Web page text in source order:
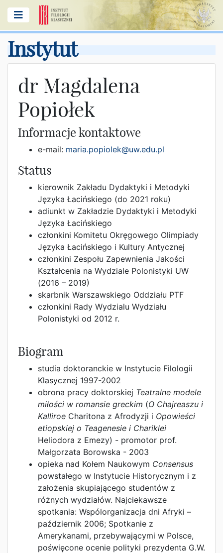
Instytut
dr Magdalena
Popiołek
Informacje kontaktowe
e-mail: maria.popiolek@uw.edu.pl
Status
kierownik Zakładu Dydaktyki i Metodyki
Języka Łacińskiego (do 2021 roku)
adiunkt w Zakładzie Dydaktyki i Metodyki
Języka Łacińskiego
członkini Komitetu Okręgowego Olimpiady
Języka Łacińskiego i Kultury Antycznej
członkini Zespołu Zapewnienia Jakości
Kształcenia na Wydziale Polonistyki UW
(2016 – 2019)
skarbnik Warszawskiego Oddziału PTF
członkini Rady Wydzialu Wydziału
Polonistyki od 2012 r.
Biogram
studia doktoranckie w Instytucie Filologii
Klasycznej 1997-2002
obrona pracy doktorskiej Teatralne modele
miłości w romansie greckim (O Chajreaszu i
Kalliroe Charitona z Afrodyzji i Opowieści
etiopskiej o Teagenesie i Chariklei
Heliodora z Emezy) - promotor prof.
Małgorzata Borowska - 2003
opieka nad Kołem Naukowym Consensus
powstałego w Instytucie Historycznym i z
założenia skupiającego studentów z
różnych wydziałów. Najciekawsze
spotkania: Wspólorganizacja dni Afryki –
październik 2006; Spotkanie z
Amerykanami, przebywającymi w Polsce,
poświęcone ocenie polityki prezydenta G.W.